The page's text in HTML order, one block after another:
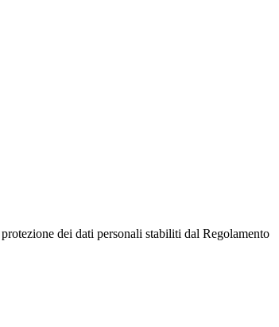
dei dati personali stabiliti dal Regolamento